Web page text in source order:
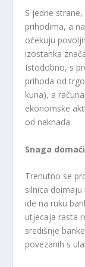
S jedne
prihodima, a
očekuju
izostanka
Istodobno, s
prihoda od
kuna), a
ekonomske
od naknada.
Snaga
Trenutno se
silnica doimaju
ide na ruku
utjecaja rasta
središnje
povezanih s